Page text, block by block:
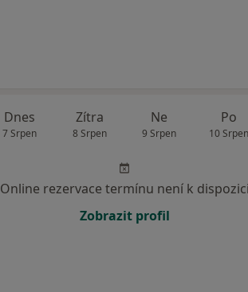
Dnes
7 Srpen
Zítra
8 Srpen
Ne
9 Srpen
Po
10 Srpen
Online rezervace termínu není k dispozici
Zobrazit profil